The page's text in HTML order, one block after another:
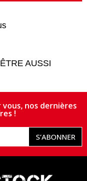
AUSSI
nos dernières
!
S’ABONNER